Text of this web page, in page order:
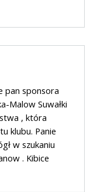
pan sponsora
Malow Suwałki
, która
klubu. Panie
w szukaniu
. Kibice